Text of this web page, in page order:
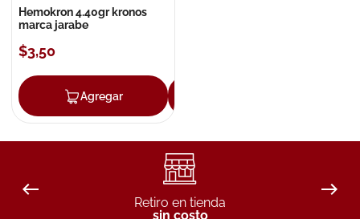
Hemokron 4.40gr kronos
marca jarabe
$3,50
Agregar
Retiro en tienda
sin costo